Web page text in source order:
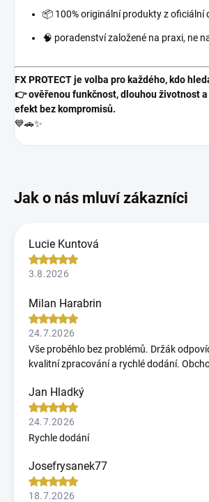
📦 100% originální produkty z oficiální
🧠 poradenství založené na praxi, ne
FX PROTECT je volba pro každého, kdo
👉 ověřenou funkčnost, dlouhou životnost
efekt bez kompromisů.
💙🚗✨
Lucie Kuntová
3.8.2026
Milan Harabrin
24.7.2026
Vše proběhlo bez problémů. Držák
kvalitní zpracování a rychlé dodání.
Jan Hladký
24.7.2026
Rychle dodání
Josefrysanek77
18.7.2026